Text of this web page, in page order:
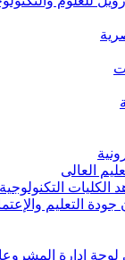
العالى
التكنولوجية
جودة التعليم
لوحة إدارة